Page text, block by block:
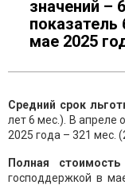
значений –
показатель
мае 2025
Средний срок
лет 6 мес.). В апреле
2025 года – 321 мес.
Полная
господдержкой в